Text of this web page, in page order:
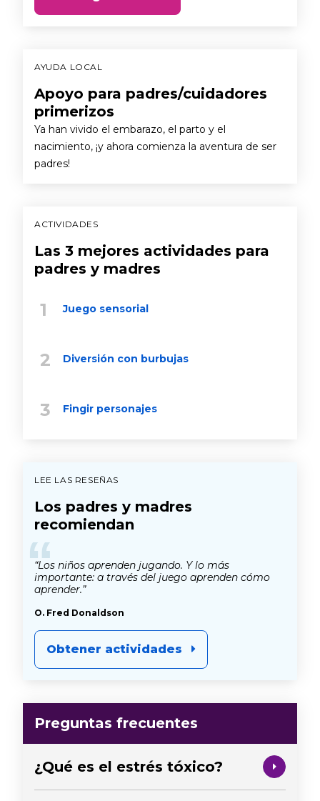
AYUDA LOCAL
Apoyo para padres/cuidadores
primerizos
Ya han vivido el embarazo, el parto y el
nacimiento, ¡y ahora comienza la aventura de ser
padres!
ACTIVIDADES
Las 3 mejores actividades para
padres y madres
Juego sensorial
Diversión con burbujas
Fingir personajes
LEE LAS RESEÑAS
Los padres y madres
recomiendan
“
“Los niños aprenden jugando. Y lo más
importante: a través del juego aprenden cómo
aprender.”
O. Fred Donaldson
Obtener actividades
Preguntas frecuentes
¿Qué es el estrés tóxico?